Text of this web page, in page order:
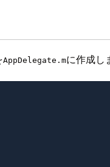
AppDelegate.mに作成し